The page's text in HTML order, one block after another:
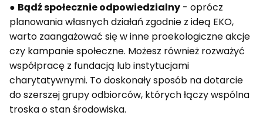
● Bądź społecznie odpowiedzialny - oprócz
planowania własnych działań zgodnie z ideą EKO,
warto zaangażować się w inne proekologiczne akcje
czy kampanie społeczne. Możesz również rozważyć
współpracę z fundacją lub instytucjami
charytatywnymi. To doskonały sposób na dotarcie
do szerszej grupy odbiorców, których łączy wspólna
troska o stan środowiska.